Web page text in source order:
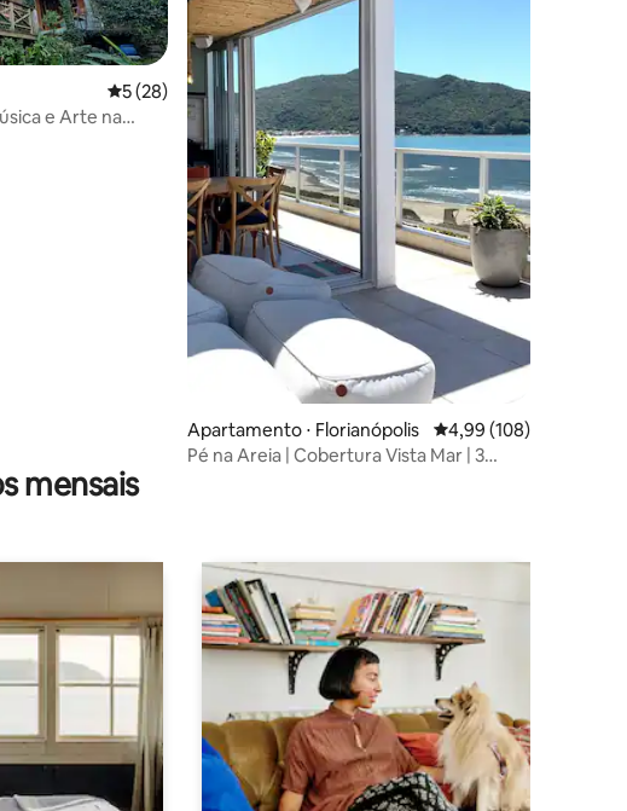
avaliações
5 de uma avaliação média de 5, 28 avaliações
5 (28)
e Arte na
Apartamento ⋅ Florianópolis 4,99 de uma avaliação
4,99 (108)
Pé na Areia | Cobertura Vista Mar | 3
mensais